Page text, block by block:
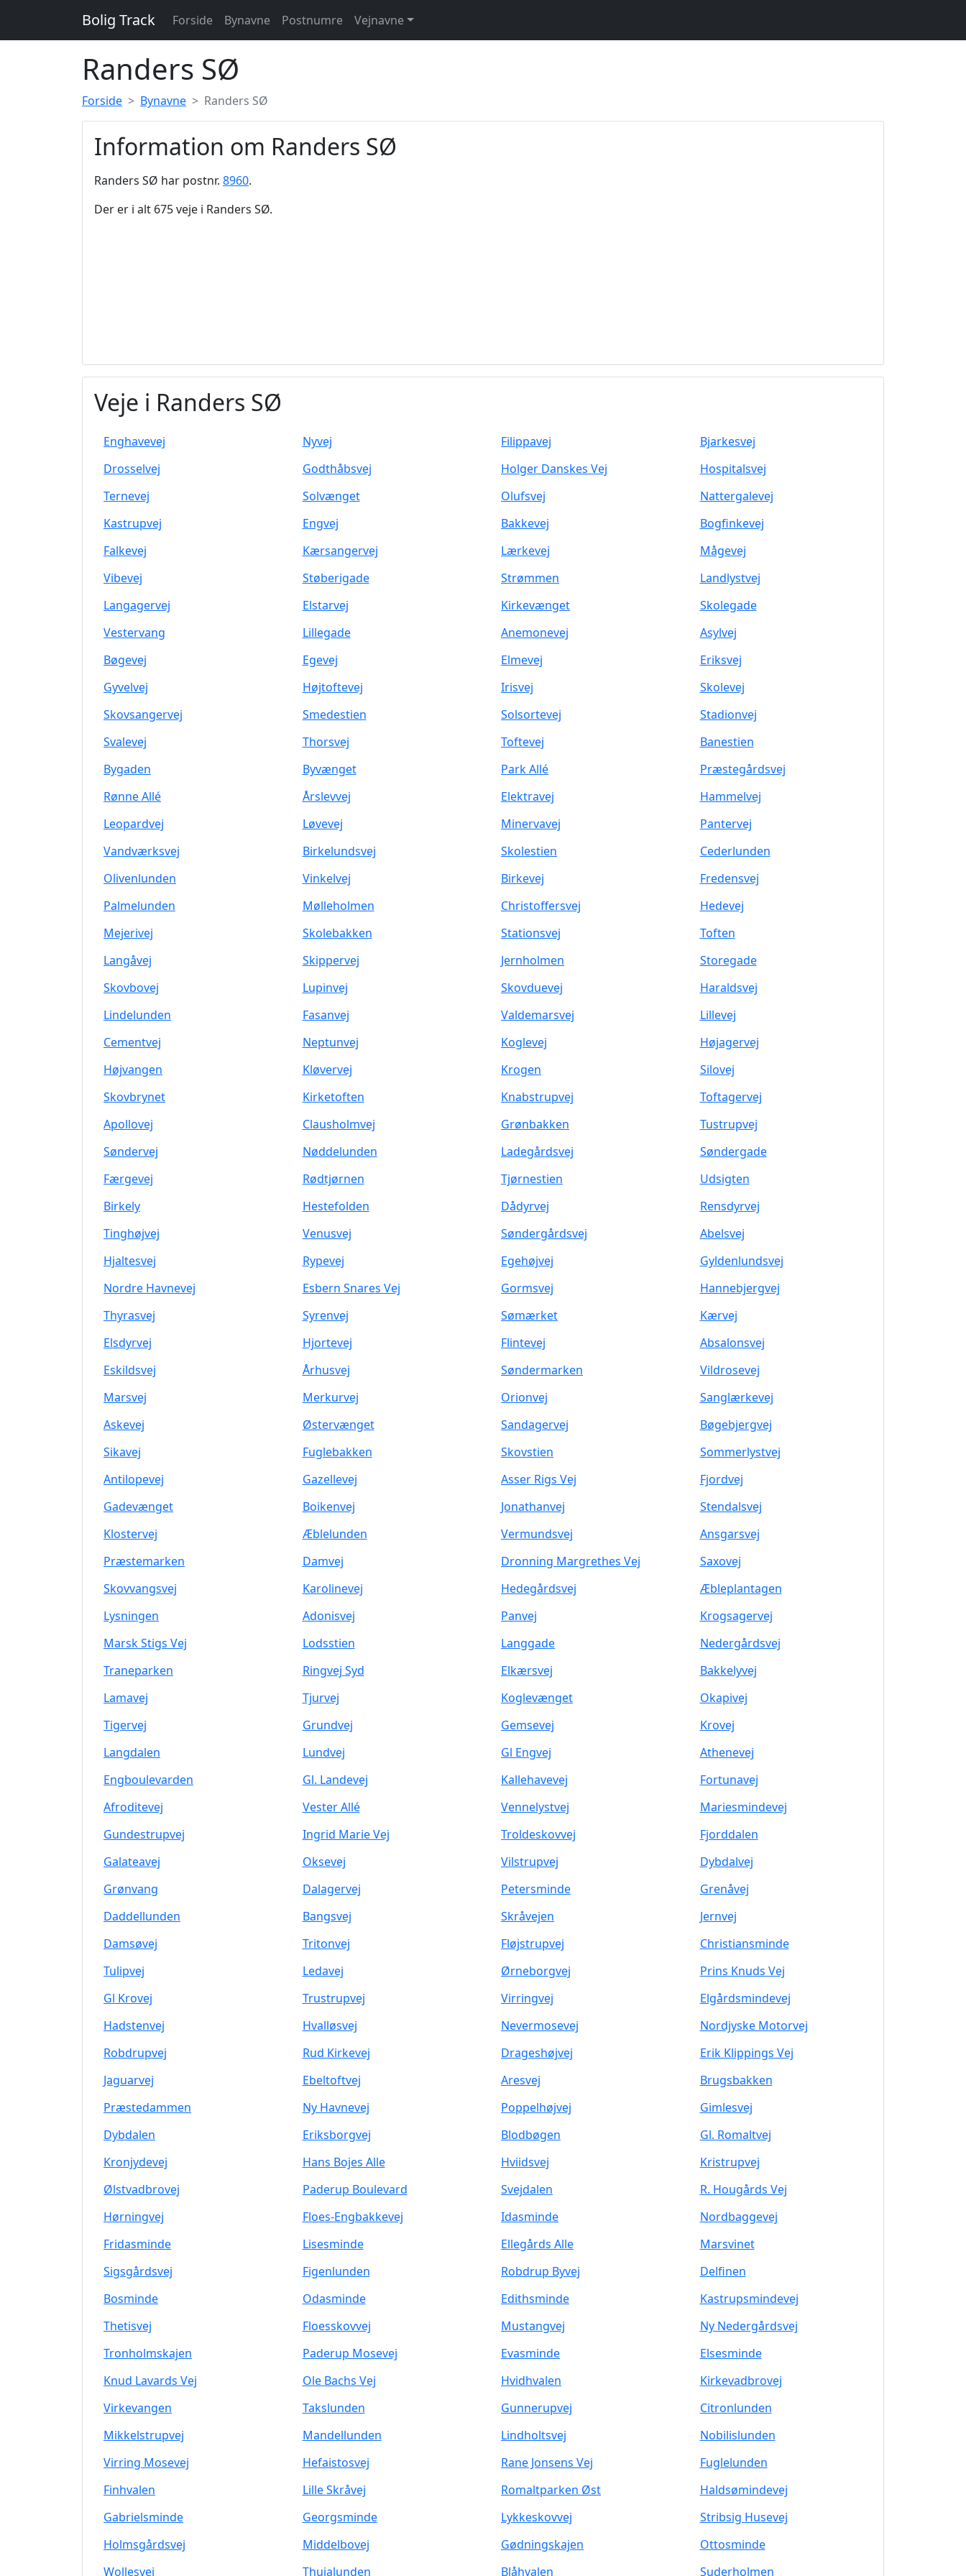
Bolig Track Forside Bynavne Postnumre Vejnavne
Randers SØ
Forside Bynavne Randers SØ
Information om Randers SØ
Randers SØ har postnr. 8960.
Der er i alt 675 veje i Randers SØ.
Veje i Randers SØ
Enghavevej Nyvej Filippavej
Bjarkesvej
Drosselvej
Godthåbsvej Holger Danskes Vej
Hospitalsvej
Ternevej
Solvænget Olufsvej
Nattergalevej
Kastrupvej
Engvej Bakkevej
Bogfinkevej
Falkevej
Kærsangervej Lærkevej
Mågevej
Vibevej
Støberigade Strømmen
Landlystvej
Langagervej
Elstarvej Kirkevænget
Skolegade
Vestervang
Lillegade Anemonevej
Asylvej
Bøgevej
Egevej Elmevej
Eriksvej
Gyvelvej
Højtoftevej Irisvej
Skolevej
Skovsangervej
Smedestien Solsortevej
Stadionvej
Svalevej
Thorsvej Toftevej
Banestien
Bygaden
Byvænget Park Allé
Præstegårdsvej
Rønne Allé
Årslevvej Elektravej
Hammelvej
Leopardvej
Løvevej Minervavej
Pantervej
Vandværksvej
Birkelundsvej Skolestien
Cederlunden
Olivenlunden
Vinkelvej Birkevej
Fredensvej
Palmelunden
Mølleholmen Christoffersvej
Hedevej
Mejerivej
Skolebakken Stationsvej
Toften
Langåvej
Skippervej Jernholmen
Storegade
Skovbovej
Lupinvej Skovduevej
Haraldsvej
Lindelunden
Fasanvej Valdemarsvej
Lillevej
Cementvej
Neptunvej Koglevej
Højagervej
Højvangen
Kløvervej Krogen
Silovej
Skovbrynet
Kirketoften Knabstrupvej
Toftagervej
Apollovej
Clausholmvej Grønbakken
Tustrupvej
Søndervej
Nøddelunden Ladegårdsvej
Søndergade
Færgevej
Rødtjørnen Tjørnestien
Udsigten
Birkely
Hestefolden Dådyrvej
Rensdyrvej
Tinghøjvej
Venusvej Søndergårdsvej
Abelsvej
Hjaltesvej
Rypevej Egehøjvej
Gyldenlundsvej
Nordre Havnevej
Esbern Snares Vej Gormsvej
Hannebjergvej
Thyrasvej
Syrenvej Sømærket
Kærvej
Elsdyrvej
Hjortevej Flintevej
Absalonsvej
Eskildsvej
Århusvej Søndermarken
Vildrosevej
Marsvej
Merkurvej Orionvej
Sanglærkevej
Askevej
Østervænget Sandagervej
Bøgebjergvej
Sikavej
Fuglebakken Skovstien
Sommerlystvej
Antilopevej
Gazellevej Asser Rigs Vej
Fjordvej
Gadevænget
Boikenvej Jonathanvej
Stendalsvej
Klostervej
Æblelunden Vermundsvej
Ansgarsvej
Præstemarken
Damvej Dronning Margrethes Vej
Saxovej
Skovvangsvej
Karolinevej Hedegårdsvej
Æbleplantagen
Lysningen
Adonisvej Panvej
Krogsagervej
Marsk Stigs Vej
Lodsstien Langgade
Nedergårdsvej
Traneparken
Ringvej Syd Elkærsvej
Bakkelyvej
Lamavej
Tjurvej Koglevænget
Okapivej
Tigervej
Grundvej Gemsevej
Krovej
Langdalen
Lundvej Gl Engvej
Athenevej
Engboulevarden
Gl. Landevej Kallehavevej
Fortunavej
Afroditevej
Vester Allé Vennelystvej
Mariesmindevej
Gundestrupvej
Ingrid Marie Vej Troldeskovvej
Fjorddalen
Galateavej
Oksevej Vilstrupvej
Dybdalvej
Grønvang
Dalagervej Petersminde
Grenåvej
Daddellunden
Bangsvej Skråvejen
Jernvej
Damsøvej
Tritonvej Fløjstrupvej
Christiansminde
Tulipvej
Ledavej Ørneborgvej
Prins Knuds Vej
Gl Krovej
Trustrupvej Virringvej
Elgårdsmindevej
Hadstenvej
Hvalløsvej Nevermosevej
Nordjyske Motorvej
Robdrupvej
Rud Kirkevej Drageshøjvej
Erik Klippings Vej
Jaguarvej
Ebeltoftvej Aresvej
Brugsbakken
Præstedammen
Ny Havnevej Poppelhøjvej
Gimlesvej
Dybdalen
Eriksborgvej Blodbøgen
Gl. Romaltvej
Kronjydevej
Hans Bojes Alle Hviidsvej
Kristrupvej
Ølstvadbrovej
Paderup Boulevard Svejdalen
R. Hougårds Vej
Hørningvej
Floes-Engbakkevej Idasminde
Nordbaggevej
Fridasminde
Lisesminde Ellegårds Alle
Marsvinet
Sigsgårdsvej
Figenlunden Robdrup Byvej
Delfinen
Bosminde
Odasminde Edithsminde
Kastrupsmindevej
Thetisvej
Floesskovvej Mustangvej
Ny Nedergårdsvej
Tronholmskajen
Paderup Mosevej Evasminde
Elsesminde
Knud Lavards Vej
Ole Bachs Vej Hvidhvalen
Kirkevadbrovej
Virkevangen
Takslunden Gunnerupvej
Citronlunden
Mikkelstrupvej
Mandellunden Lindholtsvej
Nobilislunden
Virring Mosevej
Hefaistosvej Rane Jonsens Vej
Fuglelunden
Finhvalen
Lille Skråvej Romaltparken Øst
Haldsømindevej
Gabrielsminde
Georgsminde Lykkeskovvej
Stribsig Husevej
Holmsgårdsvej
Middelbovej Gødningskajen
Ottosminde
Wollesvej
Thujalunden Blåhvalen Suderholmen